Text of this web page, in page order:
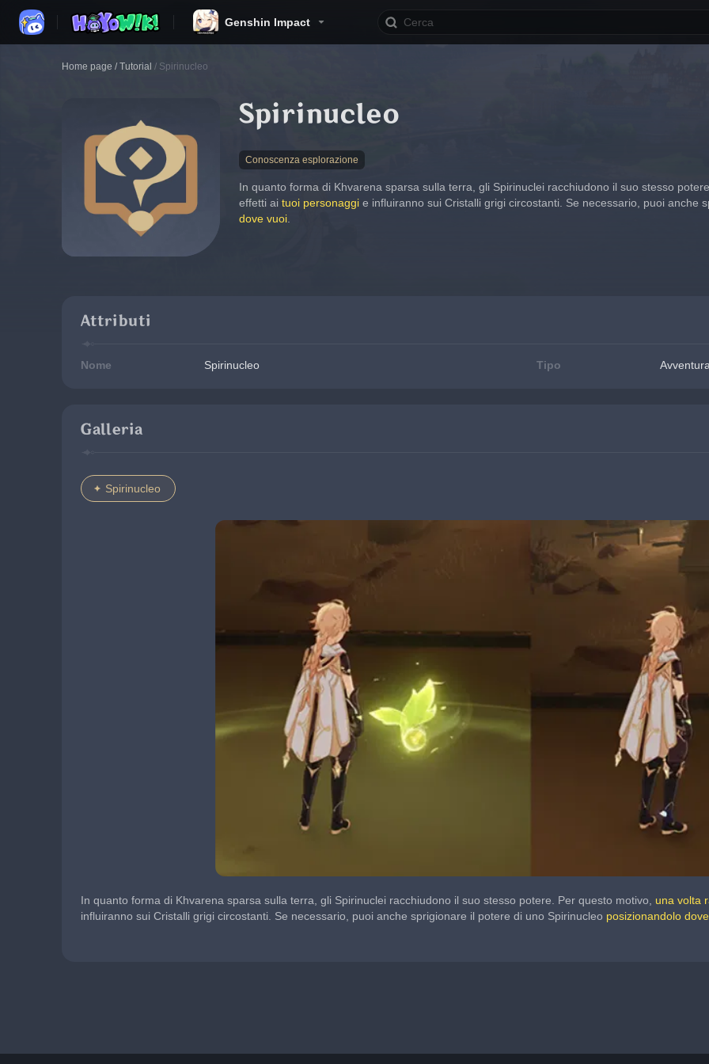
Genshin Impact
Home page / Tutorial / Spirinucleo
Spirinucleo
Conoscenza esplorazione
In quanto forma di Khvarena sparsa sulla terra, gli Spirinuclei racchiudono il suo stesso
effetti ai tuoi personaggi e influiranno sui Cristalli grigi circostanti. Se necessario, puoi anche
dove vuoi
Attributi
Nome Spirinucleo Tipo
Galleria
Spirinucleo
In quanto forma di Khvarena sparsa sulla terra, gli Spirinuclei racchiudono il suo stesso potere. Per questo motivo, una volta
influiranno sui Cristalli grigi circostanti. Se necessario, puoi anche sprigionare il potere di uno Spirinucleo posizionandolo